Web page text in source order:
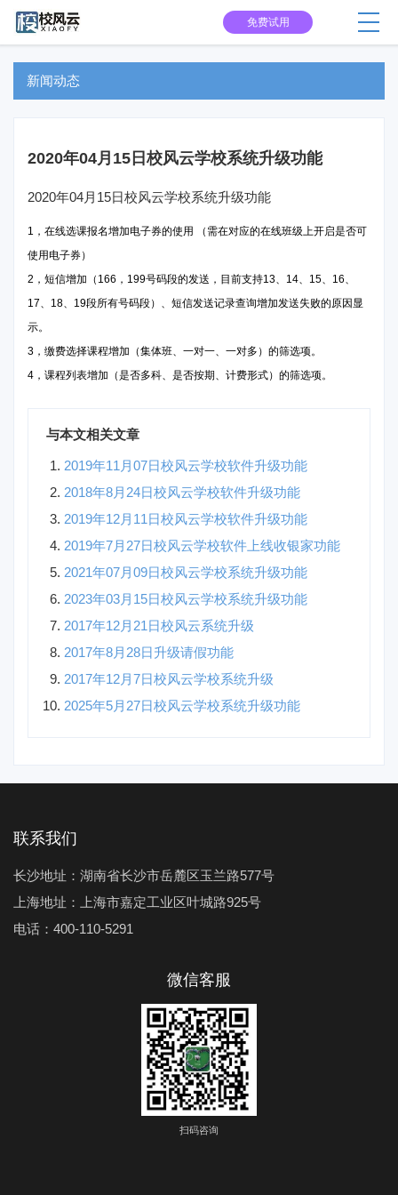
免费试用
新闻动态
2020年04月15日校风云学校系统升级功能
2020年04月15日校风云学校系统升级功能
1，在线选课报名增加电子券的使用 （需在对应的在线班级上开启是否可
使用电子券）
2，短信增加（166，199号码段的发送，目前支持13、14、15、16、
17、18、19段所有号码段）、短信发送记录查询增加发送失败的原因显
示。
3，缴费选择课程增加（集体班、一对一、一对多）的筛选项。
4，课程列表增加（是否多科、是否按期、计费形式）的筛选项。
与本文相关文章
2019年11月07日校风云学校软件升级功能
2018年8月24日校风云学校软件升级功能
2019年12月11日校风云学校软件升级功能
2019年7月27日校风云学校软件上线收银家功能
2021年07月09日校风云学校系统升级功能
2023年03月15日校风云学校系统升级功能
2017年12月21日校风云系统升级
2017年8月28日升级请假功能
2017年12月7日校风云学校系统升级
2025年5月27日校风云学校系统升级功能
联系我们
长沙地址：湖南省长沙市岳麓区玉兰路577号
上海地址：上海市嘉定工业区叶城路925号
电话：400-110-5291
微信客服
扫码咨询